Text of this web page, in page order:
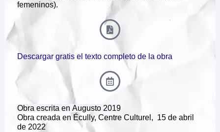
femeninos).
Descargar gratis el texto completo de la obra
Obra escrita en Augusto 2019
Obra creada en Écully, Centre Culturel, 15 de abril
de 2022